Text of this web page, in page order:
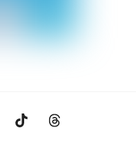
YouTube Tiktok